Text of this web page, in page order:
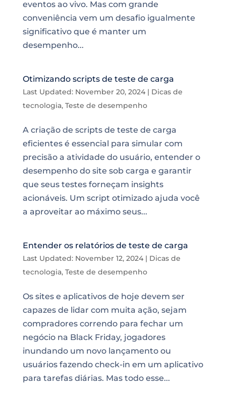
eventos ao vivo. Mas com grande
conveniência vem um desafio igualmente
significativo que é manter um
desempenho...
Otimizando scripts de teste de carga
Last Updated: November 20, 2024| Dicas de
tecnologia, Teste de desempenho
A criação de scripts de teste de carga
eficientes é essencial para simular com
precisão a atividade do usuário, entender o
desempenho do site sob carga e garantir
que seus testes forneçam insights
acionáveis. Um script otimizado ajuda você
a aproveitar ao máximo seus...
Entender os relatórios de teste de carga
Last Updated: November 12, 2024| Dicas de
tecnologia, Teste de desempenho
Os sites e aplicativos de hoje devem ser
capazes de lidar com muita ação, sejam
compradores correndo para fechar um
negócio na Black Friday, jogadores
inundando um novo lançamento ou
usuários fazendo check-in em um aplicativo
para tarefas diárias. Mas todo esse...